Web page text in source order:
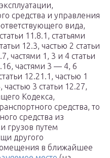
средства и управления
вида,
11.8.1, статьями
12.3, частью 2 статьи
частями 1, 3 и 4 статьи
частями 3 — 4, 6
12.21.1, частью 1
частью 3 статьи 12.27,
Кодекса,
средства, то
средства из
грузов путем
другого
в ближайшее